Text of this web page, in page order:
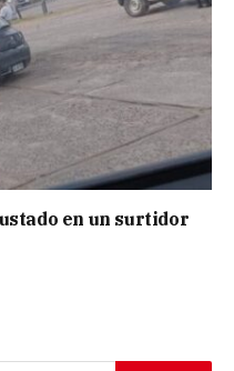
en un surtidor